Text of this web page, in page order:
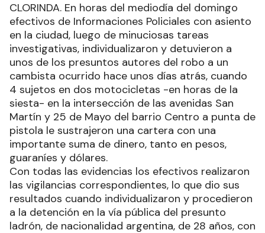
CLORINDA. En horas del mediodía del domingo
efectivos de Informaciones Policiales con asiento
en la ciudad, luego de minuciosas tareas
investigativas, individualizaron y detuvieron a
unos de los presuntos autores del robo a un
cambista ocurrido hace unos días atrás, cuando
4 sujetos en dos motocicletas -en horas de la
siesta- en la intersección de las avenidas San
Martín y 25 de Mayo del barrio Centro a punta de
pistola le sustrajeron una cartera con una
importante suma de dinero, tanto en pesos,
guaraníes y dólares.
Con todas las evidencias los efectivos realizaron
las vigilancias correspondientes, lo que dio sus
resultados cuando individualizaron y procedieron
a la detención en la vía pública del presunto
ladrón, de nacionalidad argentina, de 28 años, con